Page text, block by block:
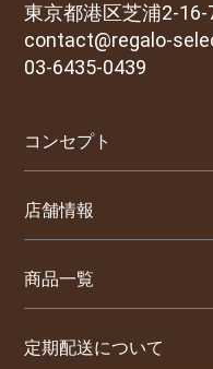
東京都港区芝浦2-16-
contact@regalo-
03-6435-0439
コンセプト
店舗情報
商品一覧
定期配送について